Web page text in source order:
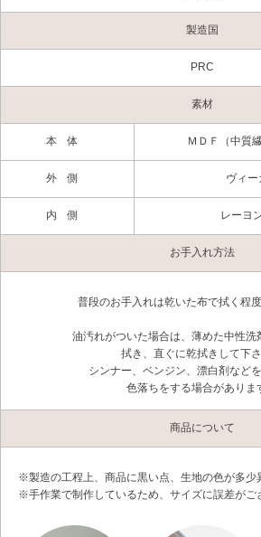
製造国
PRC
素材
本体 ＭＤＦ（中質
外側 ヴィー
内側 レーヨ
お手入れ方法
普段のお手入れは乾いた布で拭く程度
油汚れがついた場合は、薄めた中性洗
拭き、直ぐに乾拭きして下さ
シンナー、ベンジン、漂白剤など
色落ちをする場合がありま
商品について
※製造の工程上、商品に黒い点、生地の色が多少
※手作業で制作しているため、サイズに誤差がご